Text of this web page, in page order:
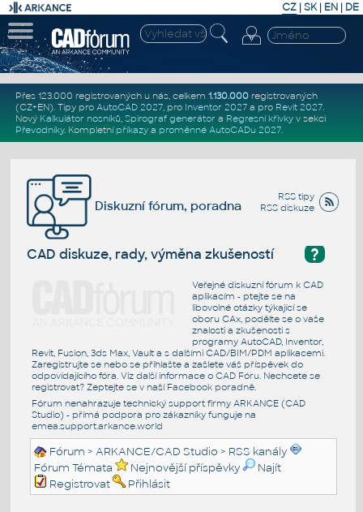
CZ | SK| EN | DE
Přes 123.000 registrovaných u nás, celkem 1.130.000registrovaných
(CZ+EN). Tipy pro AutoCAD 2027, pro Inventor 2027a pro Revit 2027.
Nový Kalkulátor nosníků, Spirograf generátor a Regresní křivkyv sekci
Převodníky. Kompletní příkazya proměnné AutoCADu 2027.
RSS tipy
RSS diskuze
Diskuzní fórum, poradna
?
CAD diskuze, rady, výměna zkušeností
Veřejné diskuzní fórum k CAD
aplikacím - ptejte se na
libovolné otázky týkající se
oboru CAx, podělte se o vaše
znalosti a zkušenosti s
programy AutoCAD, Inventor,
Revit, Fusion, 3ds Max, Vault a s dalšími CAD/BIM/PDM aplikacemi.
Zaregistrujte se nebo se přihlašte a zašlete váš příspěvek do
odpovídajícího fóra. Viz další informace o CAD Fóru. Nechcete se
registrovat? Zeptejte se v naší Facebook poradně.
Fórum nenahrazuje technický support firmy ARKANCE (CAD
Studio) - přímá podpora pro zákazníky funguje na
emea.support.arkance.world
Fórum >ARKANCE/CAD Studio > RSS kanály
Fórum Témata
Nejnovější příspěvky
Najít
Registrovat
Přihlásit